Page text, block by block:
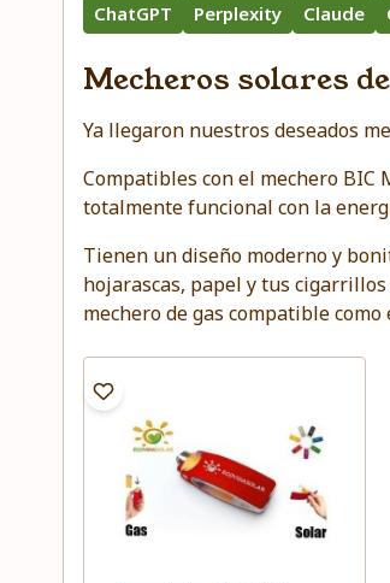
ChatGPT
Perplexity Claude
Mecheros solares
Ya llegaron nuestros deseados
Compatibles con el mechero BIC
totalmente funcional con la
Tienen un diseño moderno y
hojarascas, papel y tus
mechero de gas compatible como